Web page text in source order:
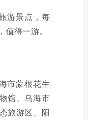
游景点，每
得一游。
市蒙根花生
馆、乌海市
旅游区、阳